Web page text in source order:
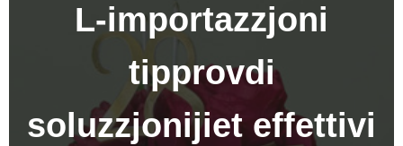
L-importazzjoni
tipprovdi
soluzzjonijiet effettivi